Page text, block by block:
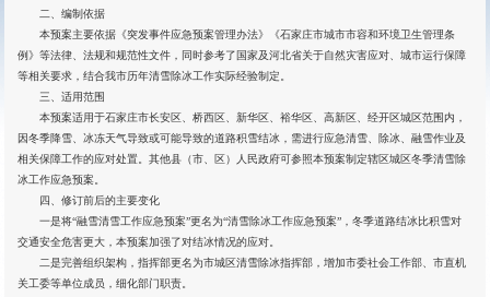
二、编制依据
本预案主要依据《突发事件应急预案管理办法》《石家庄市城市市容和环境卫生管理条
例》等法律、法规和规范性文件，同时参考了国家及河北省关于自然灾害应对、城市运行保障
等相关要求，结合我市历年清雪除冰工作实际经验制定。
三、适用范围
本预案适用于石家庄市长安区、桥西区、新华区、裕华区、高新区、经开区城区范围内，
因冬季降雪、冰冻天气导致或可能导致的道路积雪结冰，需进行应急清雪、除冰、融雪作业及
相关保障工作的应对处置。其他县（市、区）人民政府可参照本预案制定辖区城区冬季清雪除
冰工作应急预案。
四、修订前后的主要变化
一是将“融雪清雪工作应急预案”更名为“清雪除冰工作应急预案”，冬季道路结冰比积雪对
交通安全危害更大，本预案加强了对结冰情况的应对。
二是完善组织架构，指挥部更名为市城区清雪除冰指挥部，增加市委社会工作部、市直机
关工委等单位成员，细化部门职责。